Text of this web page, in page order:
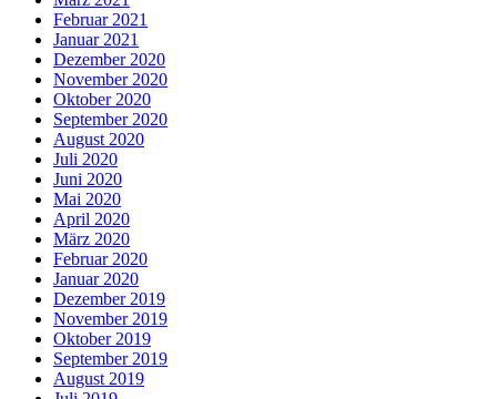
Februar 2021
Januar 2021
Dezember 2020
November 2020
Oktober 2020
September 2020
August 2020
Juli 2020
Juni 2020
Mai 2020
April 2020
März 2020
Februar 2020
Januar 2020
Dezember 2019
November 2019
Oktober 2019
September 2019
August 2019